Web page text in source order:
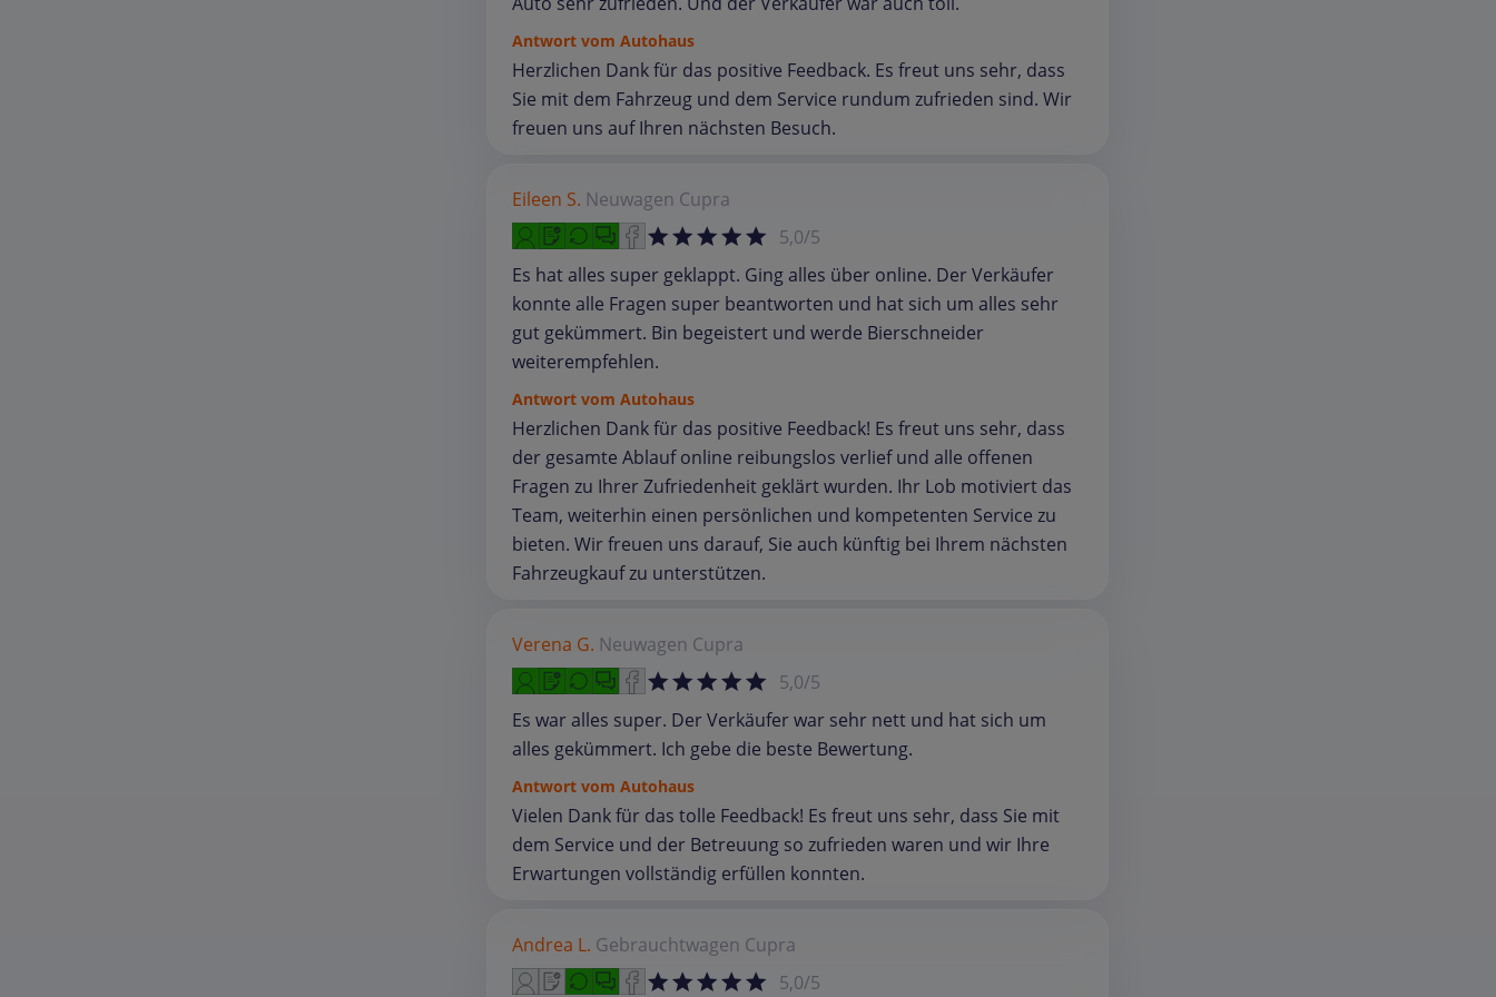
Antwort vom Autohaus
Herzlichen Dank für das positive Feedback. Es freut uns sehr, dass
Sie mit dem Fahrzeug und dem Service rundum zufrieden sind. Wir
freuen uns auf Ihren nächsten Besuch.
Eileen S. Neuwagen Cupra
5,0/5
Es hat alles super geklappt. Ging alles über online. Der Verkäufer
konnte alle Fragen super beantworten und hat sich um alles sehr
gut gekümmert. Bin begeistert und werde Bierschneider
weiterempfehlen.
Antwort vom Autohaus
Herzlichen Dank für das positive Feedback! Es freut uns sehr, dass
der gesamte Ablauf online reibungslos verlief und alle offenen
Fragen zu Ihrer Zufriedenheit geklärt wurden. Ihr Lob motiviert das
Team, weiterhin einen persönlichen und kompetenten Service zu
bieten. Wir freuen uns darauf, Sie auch künftig bei Ihrem nächsten
Fahrzeugkauf zu unterstützen.
Verena G. Neuwagen Cupra
5,0/5
Es war alles super. Der Verkäufer war sehr nett und hat sich um
alles gekümmert. Ich gebe die beste Bewertung.
Antwort vom Autohaus
Vielen Dank für das tolle Feedback! Es freut uns sehr, dass Sie mit
dem Service und der Betreuung so zufrieden waren und wir Ihre
Erwartungen vollständig erfüllen konnten.
Andrea L. Gebrauchtwagen Cupra
5,0/5